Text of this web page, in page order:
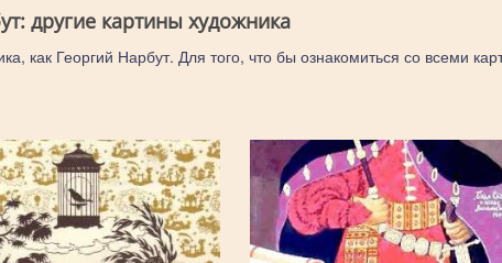
другие картины художника
как Георгий Нарбут. Для того, что бы ознакомиться со всеми